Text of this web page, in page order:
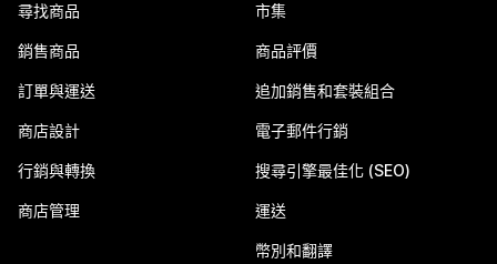
尋找商品
銷售商品
訂單與運送
商店設計
行銷與轉換
商店管理
市集
商品評價
追加銷售和套裝組合
電子郵件行銷
搜尋引擎最佳化 (SEO)
運送
幣別和翻譯